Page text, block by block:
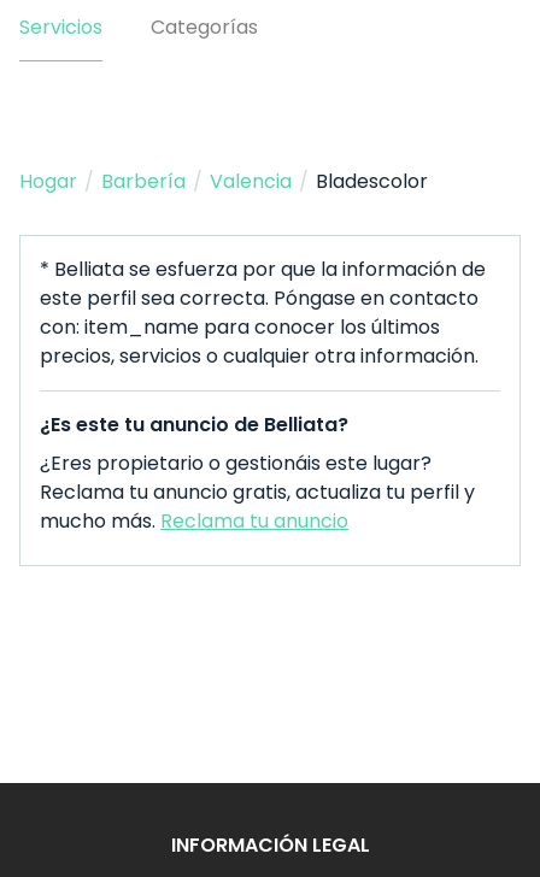
Servicios Categorías
Hogar / Barbería / Valencia / Bladescolor
* Belliata se esfuerza por que la información de
este perfil sea correcta. Póngase en contacto
con: item_name para conocer los últimos
precios, servicios o cualquier otra información.
¿Es este tu anuncio de Belliata?
¿Eres propietario o gestionáis este lugar?
Reclama tu anuncio gratis, actualiza tu perfil y
mucho más. Reclama tu anuncio
INFORMACIÓN LEGAL